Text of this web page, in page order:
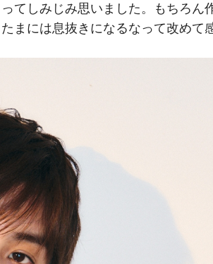
てしみじみ思いました。もちろん
まには息抜きになるなって改めて